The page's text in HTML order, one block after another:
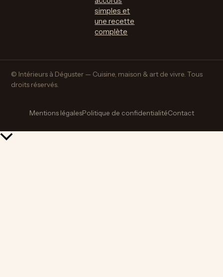
simples et
une recette
complète
© Intérieurs à Déguster — Cuisine, maison & art de vivre. Tous
droits réservés.
Mentions légalesPolitique de confidentialitéContact